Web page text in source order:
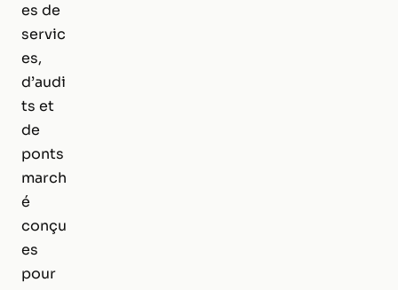
es de
servic
es,
d’audi
ts et
de
ponts
march
é
conçu
es
pour